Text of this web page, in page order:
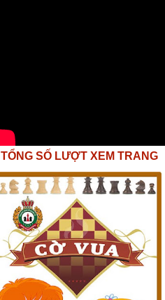
TỔNG SỐ LƯỢT XEM TRANG